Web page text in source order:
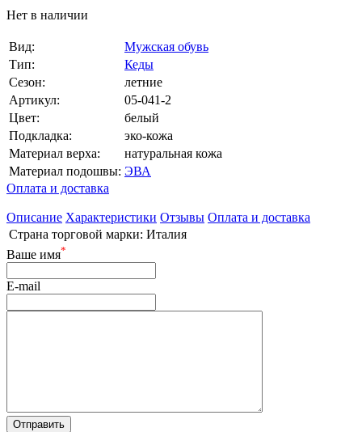
Нет в наличии
Вид:
Мужская обувь
Тип:
Кеды
Сезон:
летние
Артикул:
05-041-2
Цвет:
белый
Подкладка:
эко-кожа
Материал верха:
натуральная кожа
Материал подошвы: ЭВА
Оплата и доставка
Описание Характеристики Отзывы Оплата и доставка
Страна торговой марки: Италия
Ваше имя*
E-mail